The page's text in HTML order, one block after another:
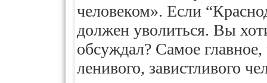
человеком». Если
должен уволиться. Вы
обсуждал? Самое
ленивого, завистливого